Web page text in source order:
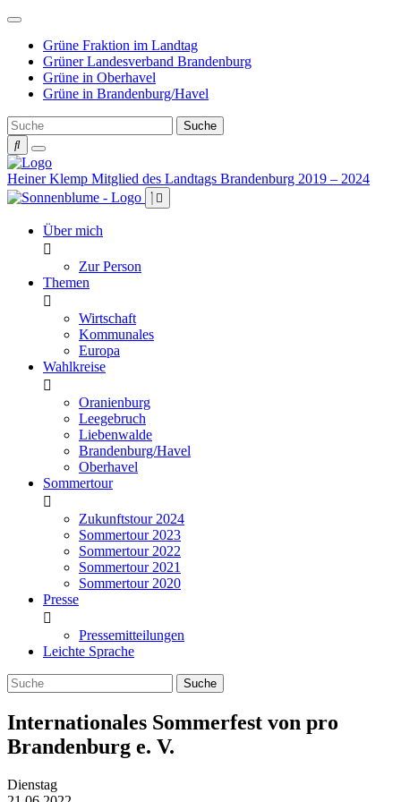
Weiter
Inhalt
Grüne Fraktion im Landtag
Grüner Landesverband Brandenburg
Grüne in Oberhavel
Grüne in Brandenburg/Havel
Heiner Klemp Mitglied des Landtags Brandenburg 2019 – 2024
Über mich
Zur Person
Themen
Wirtschaft
Kommunales
Europa
Wahlkreise
Oranienburg
Leegebruch
Liebenwalde
Brandenburg/Havel
Oberhavel
Sommertour
Zukunftstour 2024
Sommertour 2023
Sommertour 2022
Sommertour 2021
Sommertour 2020
Presse
Pressemitteilungen
Leichte Sprache
Internationales Sommerfest von pro
Brandenburg e. V.
Dienstag